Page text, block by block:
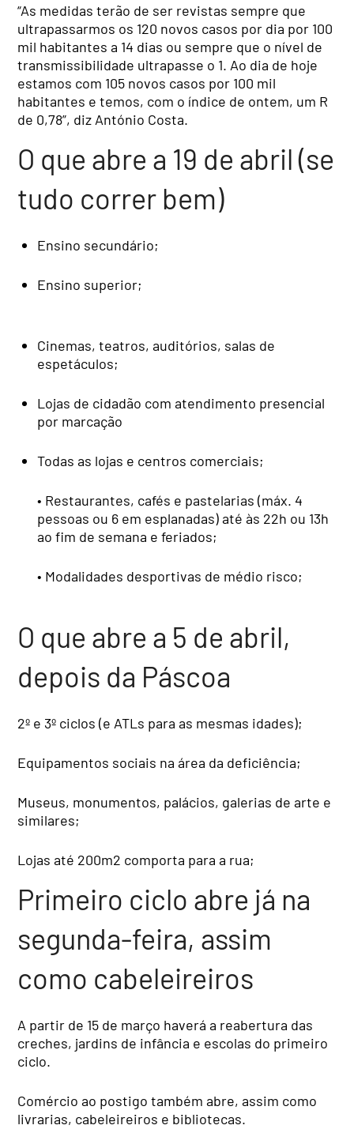
“As medidas terão de ser revistas sempre que
ultrapassarmos os 120 novos casos por dia por 100
mil habitantes a 14 dias ou sempre que o nível de
transmissibilidade ultrapasse o 1. Ao dia de hoje
estamos com 105 novos casos por 100 mil
habitantes e temos, com o índice de ontem, um R
de 0,78”, diz António Costa.
O que abre a 19 de abril (se
tudo correr bem)
Ensino secundário;
Ensino superior;
Cinemas, teatros, auditórios, salas de
espetáculos;
Lojas de cidadão com atendimento presencial
por marcação
Todas as lojas e centros comerciais;
• Restaurantes, cafés e pastelarias (máx. 4
pessoas ou 6 em esplanadas) até às 22h ou 13h
ao fim de semana e feriados;
• Modalidades desportivas de médio risco;
O que abre a 5 de abril,
depois da Páscoa
2º e 3º ciclos (e ATLs para as mesmas idades);
Equipamentos sociais na área da deficiência;
Museus, monumentos, palácios, galerias de arte e
similares;
Lojas até 200m2 comporta para a rua;
Primeiro ciclo abre já na
segunda-feira, assim
como cabeleireiros
A partir de 15 de março haverá a reabertura das
creches, jardins de infância e escolas do primeiro
ciclo.
Comércio ao postigo também abre, assim como
livrarias, cabeleireiros e bibliotecas.